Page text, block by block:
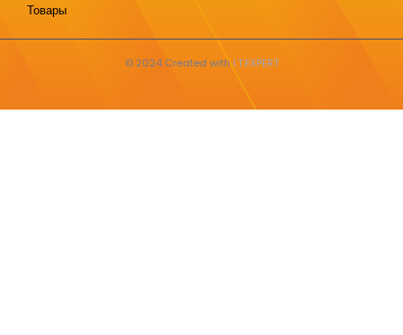
Товары
© 2024 Created with I.T.EXPERT